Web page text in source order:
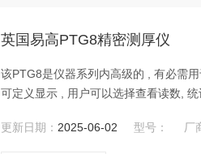
英国易高PTG8精密测厚仪
该PTG8是仪器系列内高级的 , 有必需
可定义显示 , 用户可以选择查看读数,
更新日期： 2025-06-02 型号： 厂